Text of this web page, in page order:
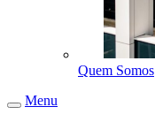
Quem Somos
Menu